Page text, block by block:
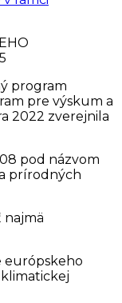
program
pre výskum a
2022 zverejnila
pod názvom
prírodných
najmä